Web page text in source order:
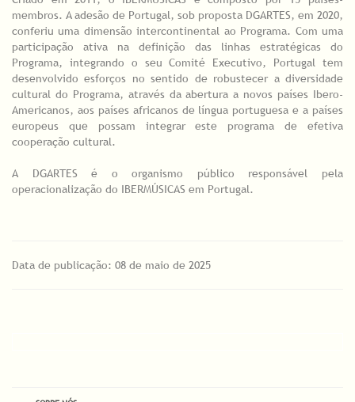
membros. A adesão de Portugal, sob proposta DGARTES, em 2020,
conferiu uma dimensão intercontinental ao Programa. Com uma
participação ativa na definição das linhas estratégicas do
Programa, integrando o seu Comité Executivo, Portugal tem
desenvolvido esforços no sentido de robustecer a diversidade
cultural do Programa, através da abertura a novos países Ibero-
Americanos, aos países africanos de língua portuguesa e a países
europeus que possam integrar este programa de efetiva
cooperação cultural.
A DGARTES é o organismo público responsável pela
operacionalização do IBERMÚSICAS em Portugal.
Data de publicação: 08 de maio de 2025